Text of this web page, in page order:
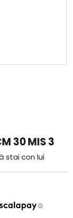
30 MIS 3
stai con lui